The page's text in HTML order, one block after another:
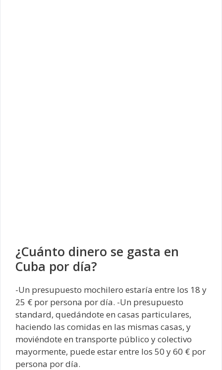
¿Cuánto dinero se gasta en
Cuba por día?
-Un presupuesto mochilero estaría entre los 18 y
25 € por persona por día. -Un presupuesto
standard, quedándote en casas particulares,
haciendo las comidas en las mismas casas, y
moviéndote en transporte público y colectivo
mayormente, puede estar entre los 50 y 60 € por
persona por día.